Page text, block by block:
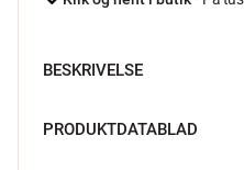
BESKRIVELSE
dit hjem. Den elegante Rigby
PRODUKTDATABLAD